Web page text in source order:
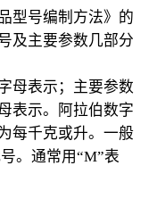
型号编制方法》的
及主要参数几部分
母表示；主要参数
表示。阿拉伯数字
每千克或升。一般
。通常用“M”表